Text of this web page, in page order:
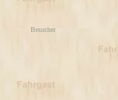
Besucher